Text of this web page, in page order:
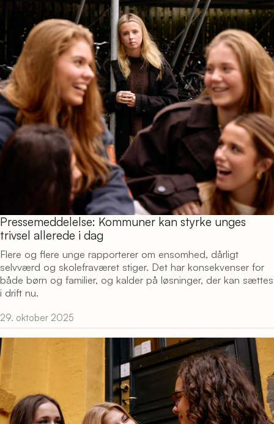
Pressemeddelelse: Kommuner kan styrke unges
trivsel allerede i dag
Flere og flere unge rapporterer om ensomhed, dårligt
selvværd og skolefraværet stiger. Det har konsekvenser for
både børn og familier, og kalder på løsninger, der kan sættes
i drift nu.
29. oktober 2025